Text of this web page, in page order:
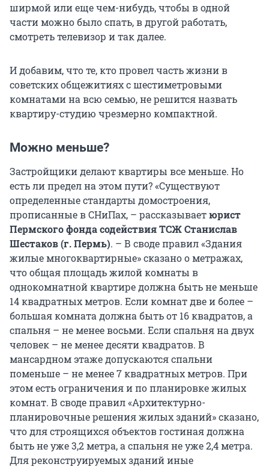
ширмой или еще чем-нибудь, чтобы в одной
части можно было спать, в другой работать,
смотреть телевизор и так далее.
И добавим, что те, кто провел часть жизни в
советских общежитиях с шестиметровыми
комнатами на всю семью, не решится назвать
квартиру-студию чрезмерно компактной.
Можно меньше?
Застройщики делают квартиры все меньше. Но
есть ли предел на этом пути? «Существуют
определенные стандарты домостроения,
прописанные в СНиПах, – рассказываетюрист
Пермского фонда содействия ТСЖ Станислав
Шестаков (г. Пермь). – В своде правил «Здания
жилые многоквартирные» сказано о метражах,
что общая площадь жилой комнаты в
однокомнатной квартире должна быть не меньше
14 квадратных метров. Если комнат две и более –
большая комната должна быть от 16 квадратов, а
спальня – не менее восьми. Если спальня на двух
человек – не менее десяти квадратов. В
мансардном этаже допускаются спальни
поменьше – не менее 7 квадратных метров. При
этом есть ограничения и по планировке жилых
комнат. В своде правил «Архитектурно-
планировочные решения жилых зданий» сказано,
что для строящихся объектов гостиная должна
быть не уже 3,2 метра, а спальня не уже 2,4 метра.
Для реконструируемых зданий иные